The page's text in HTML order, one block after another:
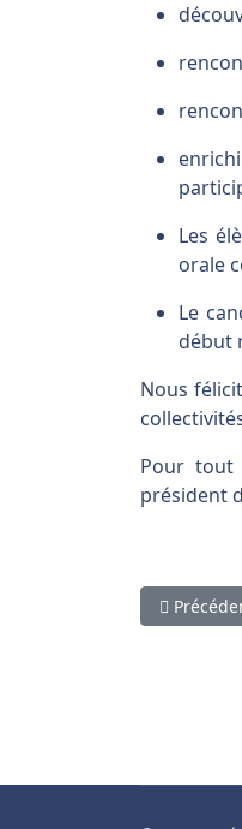
Les
orale
Le
début
Nous
Pour tout
président
Article